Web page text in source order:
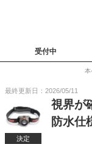
受付中
本
最終更新日：2026/05/11
決定
視界が
防水仕